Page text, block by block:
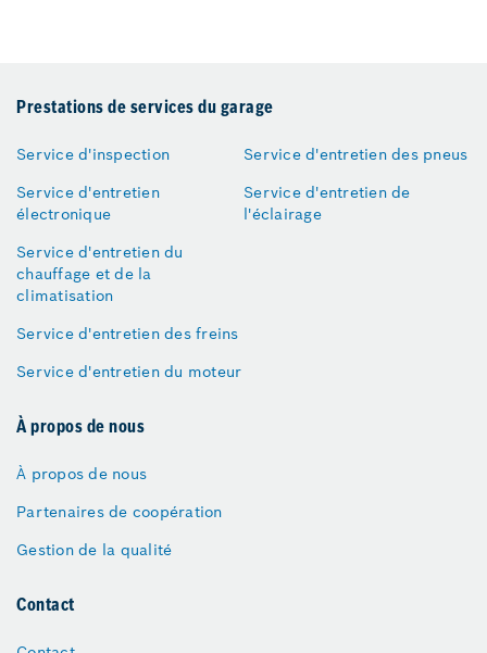
Prestations de services du garage
Service d'inspection
Service d'entretien
électronique
Service d'entretien du
chauffage et de la
climatisation
Service d'entretien des freins
Service d'entretien du moteur
Service d'entretien des pneus
Service d'entretien de
l'éclairage
À propos de nous
À propos de nous
Partenaires de coopération
Gestion de la qualité
Contact